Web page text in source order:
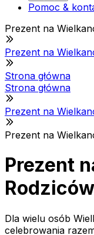
Pomoc &
Prezent na
Prezent na
Strona główna
Strona główna
Prezent na
Prezent na
Prezent
Rodziców
Dla wielu osób
celebrowania